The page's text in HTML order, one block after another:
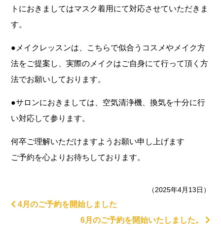
トにおきましてはマスク着用にて対応させていただきま
す。
●メイクレッスンは、こちらで似合うコスメやメイク方
法をご提案し、実際のメイクはご自身にて行って頂く方
法でお願いしております。
●サロンにおきましては、空気清浄機、換気を十分に行
い対応して参ります。
何卒ご理解いただけますようお願い申し上げます
ご予約を心よりお待ちしております。
（2025年4月13日）
4月のご予約を開始しました
6月のご予約を開始いたしました。